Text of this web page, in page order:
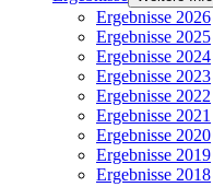
Ergebnisse 2026
Ergebnisse 2025
Ergebnisse 2024
Ergebnisse 2023
Ergebnisse 2022
Ergebnisse 2021
Ergebnisse 2020
Ergebnisse 2019
Ergebnisse 2018